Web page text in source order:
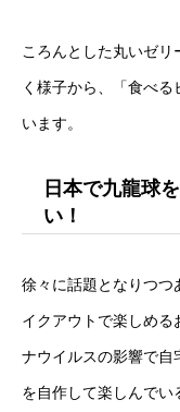
ころんとした丸いゼ
く様子から、「食べ
います。
日本で九龍球
い！
徐々に話題となりつつ
イクアウトで楽しめる
ナウイルスの影響で自
を自作して楽しんでい